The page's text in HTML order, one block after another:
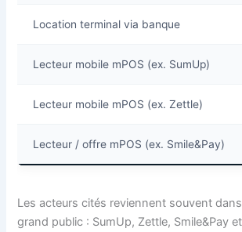
Location terminal via banque
Lecteur mobile mPOS (ex. SumUp)
Lecteur mobile mPOS (ex. Zettle)
Lecteur / offre mPOS (ex. Smile&Pay)
Les acteurs cités reviennent souvent
grand public : SumUp, Zettle, Smile&Pay